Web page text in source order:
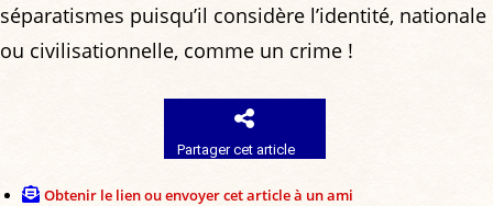
séparatismes puisqu’il considère l’identité, nationale
ou civilisationnelle, comme un crime !
Partager cet article
Obtenir le lien ou envoyer cet article à un ami